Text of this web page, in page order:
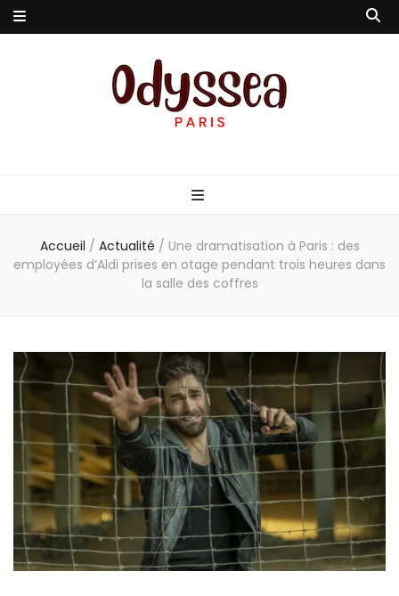
Accueil / Actualité / Une dramatisation à Paris : des
employées d’Aldi prises en otage pendant trois heures dans
la salle des coffres